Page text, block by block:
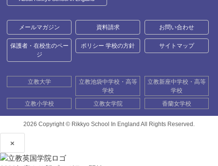
メールマガジン 資料請求 お問い合わせ
保護者・在校生のペー
ジ
ポリシー 学校の方針 サイトマップ
立教大学
立教池袋中学校・高等
学校
立教新座中学校・高等
学校
立教小学校
立教女学院 香蘭女学校
2026 Copyright © Rikkyo School In England All Rights Reserved.
×